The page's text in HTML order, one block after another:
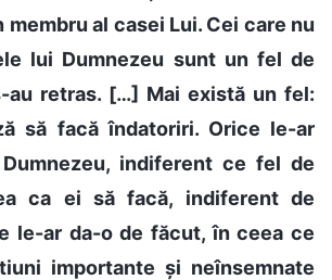
al casei Lui. Cei care nu
lui Dumnezeu sunt un fel de
au retras. […] Mai există un fel:
să facă îndatoriri. Orice le-ar
indiferent ce fel de
ca ei să facă, indiferent de
le-ar da-o de făcut, în ceea ce
importante și neînsemnate